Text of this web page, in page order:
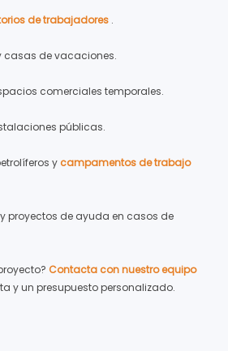
de trabajadores .
casas de vacaciones.
comerciales temporales.
públicas.
y campamentos de trabajo
proyectos de ayuda en casos de
Contacta con nuestro equipo
y un presupuesto personalizado.